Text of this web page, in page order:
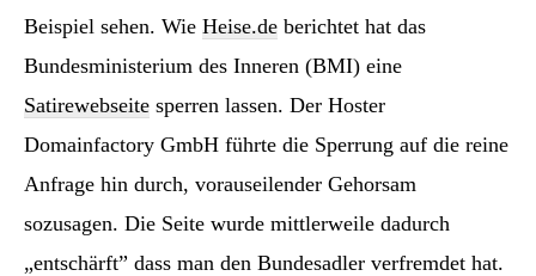
Beispiel sehen. Wie Heise.de berichtet hat das
Bundesministerium des Inneren (BMI) eine
Satirewebseite sperren lassen. Der Hoster
Domainfactory GmbH führte die Sperrung auf die reine
Anfrage hin durch, vorauseilender Gehorsam
sozusagen. Die Seite wurde mittlerweile dadurch
„entschärft” dass man den Bundesadler verfremdet hat.